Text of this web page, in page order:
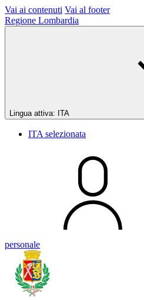
Vai ai contenuti Vai al footer
Regione Lombardia
Lingua attiva: ITA
ITA selezionata
personale